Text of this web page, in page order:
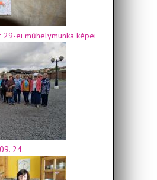
ei műhelymunka képei
24.